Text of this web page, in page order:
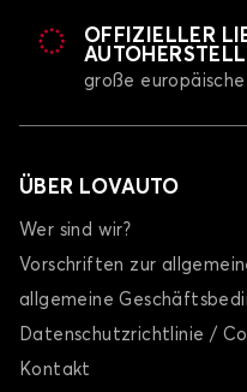
OFFIZIELLER
große
ÜBER LOVAUTO
Wer sind wir?
Vorschriften zur
allgemeine
Datenschutzrichtlinie /
Kontakt